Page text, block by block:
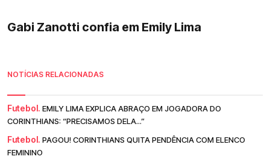
Gabi Zanotti confia em Emily Lima
NOTÍCIAS RELACIONADAS
Futebol. EMILY LIMA EXPLICA ABRAÇO EM JOGADORA DO
CORINTHIANS: “PRECISAMOS DELA...”
Futebol. PAGOU! CORINTHIANS QUITA PENDÊNCIA COM ELENCO
FEMININO